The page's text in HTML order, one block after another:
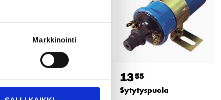
Markkinointi
8
Sytytyskaapeli,
1355
Sytytyspuola